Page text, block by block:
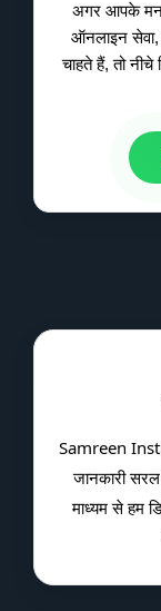
अगर आपके मन
ऑनलाइन सेवा,
चाहते हैं, तो
Samreen
जानकारी
माध्यम से हम